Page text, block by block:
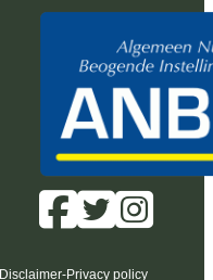
Disclaimer-Privacy policy